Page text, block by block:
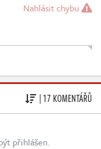
Nahlásit chybu
| 17 KOMENTÁŘŮ
přihlášen.